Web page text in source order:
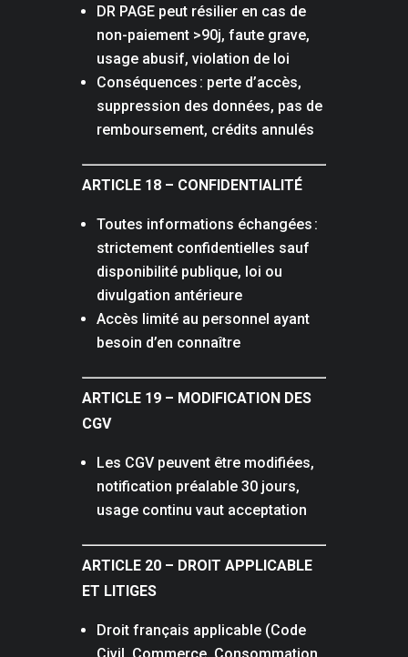
DR PAGE peut résilier en cas de
non-paiement >90j, faute grave,
usage abusif, violation de loi
Conséquences : perte d’accès,
suppression des données, pas de
remboursement, crédits annulés
ARTICLE 18 – CONFIDENTIALITÉ
Toutes informations échangées :
strictement confidentielles sauf
disponibilité publique, loi ou
divulgation antérieure
Accès limité au personnel ayant
besoin d’en connaître
ARTICLE 19 – MODIFICATION DES
CGV
Les CGV peuvent être modifiées,
notification préalable 30 jours,
usage continu vaut acceptation
ARTICLE 20 – DROIT APPLICABLE
ET LITIGES
Droit français applicable (Code
Civil, Commerce, Consommation,